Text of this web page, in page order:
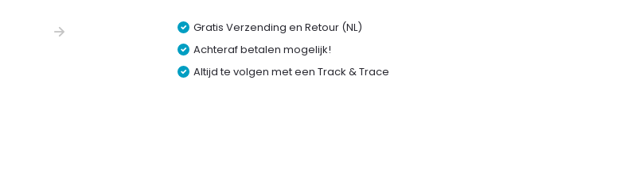
Gratis Verzending en Retour (NL)
Achteraf betalen mogelijk!
Altijd te volgen met een Track & Trace